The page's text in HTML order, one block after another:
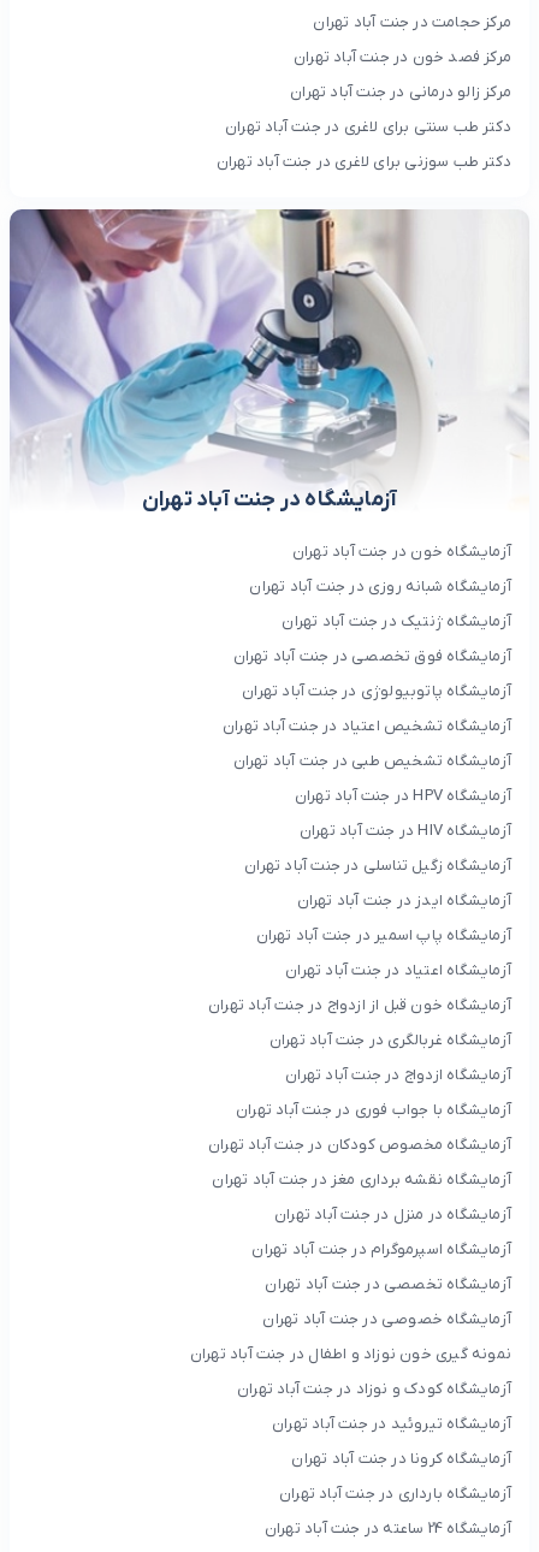
مرکز حجامت در جنت آباد تهران
مرکز فصد خون در جنت آباد تهران
مرکز زالو درمانی در جنت آباد تهران
دکتر طب سنتی برای لاغری در جنت آباد تهران
دکتر طب سوزنی برای لاغری در جنت آباد تهران
آزمایشگاه در جنت آباد تهران
آزمایشگاه خون در جنت آباد تهران
آزمایشگاه شبانه روزی در جنت آباد تهران
آزمایشگاه ژنتیک در جنت آباد تهران
آزمایشگاه فوق تخصصی در جنت آباد تهران
آزمایشگاه پاتوبیولوژی در جنت آباد تهران
آزمایشگاه تشخیص اعتیاد در جنت آباد تهران
آزمایشگاه تشخیص طبی در جنت آباد تهران
آزمایشگاه HPV در جنت آباد تهران
آزمایشگاه HIV در جنت آباد تهران
آزمایشگاه زگیل تناسلی در جنت آباد تهران
آزمایشگاه ایدز در جنت آباد تهران
آزمایشگاه پاپ اسمیر در جنت آباد تهران
آزمایشگاه اعتیاد در جنت آباد تهران
آزمایشگاه خون قبل از ازدواج در جنت آباد تهران
آزمایشگاه غربالگری در جنت آباد تهران
آزمایشگاه ازدواج در جنت آباد تهران
آزمایشگاه با جواب فوری در جنت آباد تهران
آزمایشگاه مخصوص کودکان در جنت آباد تهران
آزمایشگاه نقشه برداری مغز در جنت آباد تهران
آزمایشگاه در منزل در جنت آباد تهران
آزمایشگاه اسپرموگرام در جنت آباد تهران
آزمایشگاه تخصصی در جنت آباد تهران
آزمایشگاه خصوصی در جنت آباد تهران
نمونه گیری خون نوزاد و اطفال در جنت آباد تهران
آزمایشگاه کودک و نوزاد در جنت آباد تهران
آزمایشگاه تیروئید در جنت آباد تهران
آزمایشگاه کرونا در جنت آباد تهران
آزمایشگاه بارداری در جنت آباد تهران
آزمایشگاه 24 ساعته در جنت آباد تهران